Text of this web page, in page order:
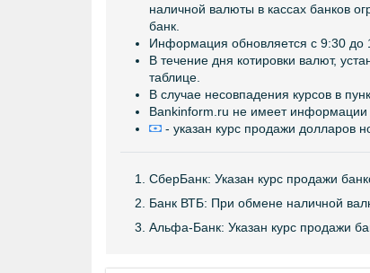
наличной валюты в кассах банков
банк.
Информация обновляется с 9:30 до
В течение дня котировки валют,
таблице.
В случае несовпадения курсов в
Bankinform.ru не имеет информации
- указан курс продажи долларов
СберБанк: Указан курс продажи
Банк ВТБ: При обмене наличной
Альфа-Банк: Указан курс продажи